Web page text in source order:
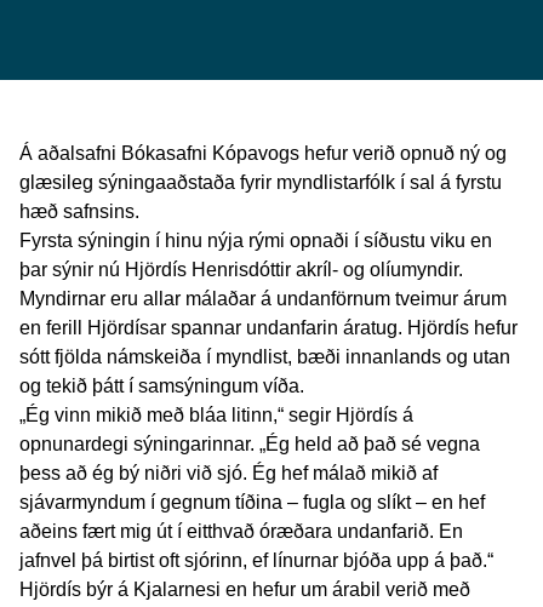
Á aðalsafni Bókasafni Kópavogs hefur verið opnuð ný og
glæsileg sýningaaðstaða fyrir myndlistarfólk í sal á fyrstu
hæð safnsins.
Fyrsta sýningin í hinu nýja rými opnaði í síðustu viku en
þar sýnir nú Hjördís Henrisdóttir akríl- og olíumyndir.
Myndirnar eru allar málaðar á undanförnum tveimur árum
en ferill Hjördísar spannar undanfarin áratug. Hjördís hefur
sótt fjölda námskeiða í myndlist, bæði innanlands og utan
og tekið þátt í samsýningum víða.
„Ég vinn mikið með bláa litinn,“ segir Hjördís á
opnunardegi sýningarinnar. „Ég held að það sé vegna
þess að ég bý niðri við sjó. Ég hef málað mikið af
sjávarmyndum í gegnum tíðina – fugla og slíkt – en hef
aðeins fært mig út í eitthvað óræðara undanfarið. En
jafnvel þá birtist oft sjórinn, ef línurnar bjóða upp á það.“
Hjördís býr á Kjalarnesi en hefur um árabil verið með